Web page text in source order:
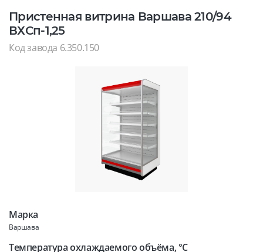
Пристенная витрина Варшава 210/94
ВХСп-1,25
Код завода 6.350.150
Марка
Варшава
Температура охлаждаемого объёма, °C